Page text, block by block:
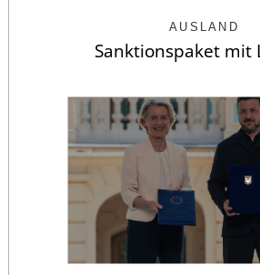
AUSLAND
Sanktionspaket mit